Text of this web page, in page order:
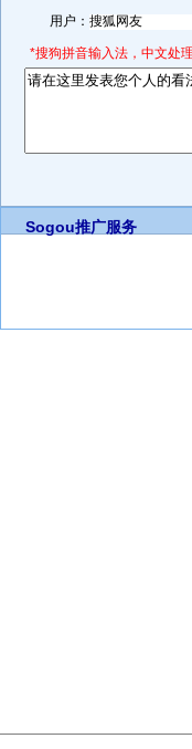
用户：
*搜狗拼音输入法，中文处
Sogou推广服务